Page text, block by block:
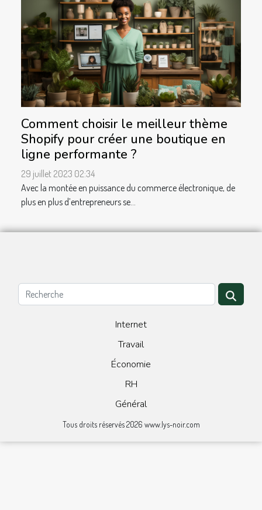
Comment choisir le meilleur thème
Shopify pour créer une boutique en
ligne performante ?
29 juillet 2023 02:34
Avec la montée en puissance du commerce électronique, de
plus en plus d’entrepreneurs se...
Internet
Travail
Économie
RH
Général
Tous droits réservés 2026 www.lys-noir.com